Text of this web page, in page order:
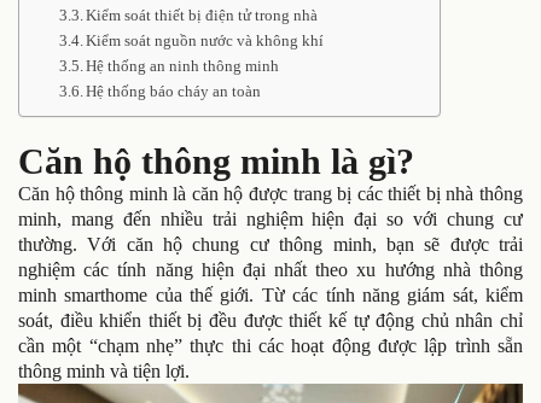
Kiểm soát thiết bị điện tử trong nhà
Kiểm soát nguồn nước và không khí
Hệ thống an ninh thông minh
Hệ thống báo cháy an toàn
Căn hộ thông minh là gì?
Căn hộ thông minh là căn hộ được trang bị các thiết bị nhà thông
minh, mang đến nhiều trải nghiệm hiện đại so với chung cư
thường. Với căn hộ chung cư thông minh, bạn sẽ được trải
nghiệm các tính năng hiện đại nhất theo xu hướng nhà thông
minh smarthome của thế giới. Từ các tính năng giám sát, kiểm
soát, điều khiển thiết bị đều được thiết kế tự động chủ nhân chỉ
cần một “chạm nhẹ” thực thi các hoạt động được lập trình sẵn
thông minh và tiện lợi.